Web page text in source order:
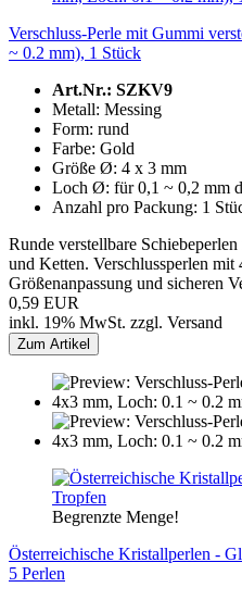
Verschluss-Perle mit Gummi
~ 0.2 mm), 1 Stück
Art.Nr.: SZKV9
Metall: Messing
Form: rund
Farbe: Gold
Größe Ø: 4 x 3 mm
Loch Ø: für 0,1 ~ 0,2 mm
Anzahl pro Packung: 1
Runde verstellbare
und Ketten. Verschlussperlen
Größenanpassung und sicheren
0,59 EUR
inkl. 19% MwSt. zzgl. Versand
Begrenzte Menge!
Österreichische Kristallperlen -
5 Perlen